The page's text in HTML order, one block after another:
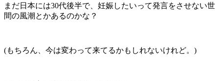
まだ日本には30代後半で、妊娠したいって発言をさせない世
間の風潮とかあるのかな？
(もちろん、今は変わって来てるかもしれないけれど。)